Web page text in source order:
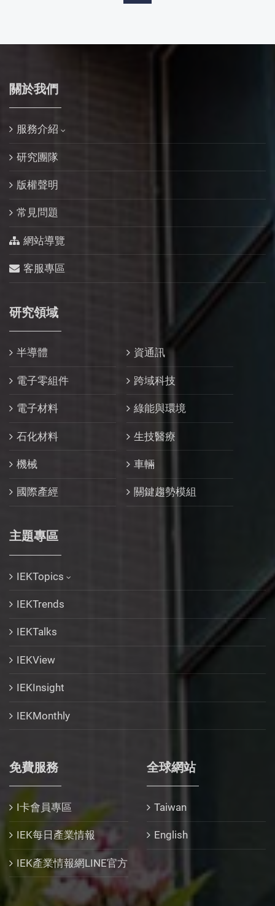
關於我們
服務介紹
研究團隊
版權聲明
常見問題
網站導覽
客服專區
研究領域
半導體 資通訊
電子零組件 跨域科技
電子材料 綠能與環境
石化材料 生技醫療
機械 車輛
國際產經 關鍵趨勢模組
主題專區
IEKTopics
IEKTrends
IEKTalks
IEKView
IEKInsight
IEKMonthly
免費服務
I卡會員專區
IEK每日產業情報
IEK產業情報網LINE官方
全球網站
Taiwan
English